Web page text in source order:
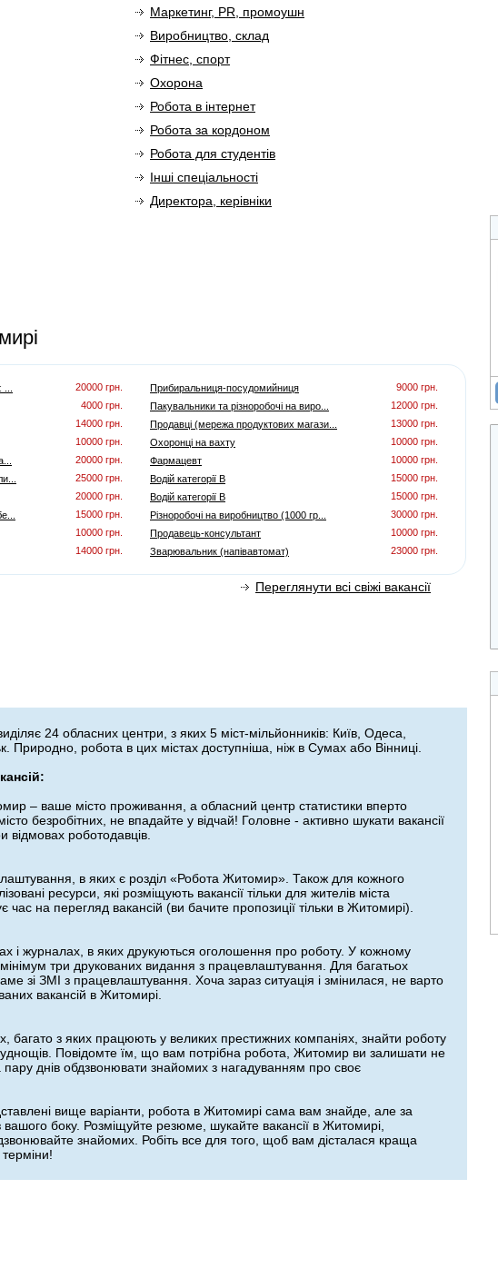
Маркетинг, PR, промоушн
Виробництво, склад
Фітнес, спорт
Охорона
Робота в інтернет
Робота за кордоном
Робота для студентів
Інші спеціальності
Директора, керівніки
20000 грн.
4000 грн.
14000 грн.
10000 грн.
20000 грн.
25000 грн.
20000 грн.
15000 грн.
10000 грн.
14000 грн.
Прибиральниця-посудомийниця
9000 грн.
Пакувальники та різноробочі на виро...
12000 грн.
Продавці (мережа продуктових магази...
13000 грн.
Охоронці на вахту
10000 грн.
Фармацевт
10000 грн.
Водій категорії В
15000 грн.
Водій категорії В
15000 грн.
Різноробочі на виробництво (1000 гр...
30000 грн.
Продавець-консультант
10000 грн.
Зварювальник (напівавтомат)
23000 грн.
Переглянути всі свіжі вакансії
24 обласних центри, з яких 5 міст-мільйонників: Київ, Одеса,
Природно, робота в цих містах доступніша, ніж в Сумах або Вінниці.
– ваше місто проживання, а обласний центр статистики вперто
безробітних, не впадайте у відчай! Головне - активно шукати вакансії
відмовах роботодавців.
в яких є розділ «Робота Житомир». Також для кожного
ресурси, які розміщують вакансії тільки для жителів міста
на перегляд вакансій (ви бачите пропозиції тільки в Житомирі).
і журналах, в яких друкуються оголошення про роботу. У кожному
мінімум три друкованих видання з працевлаштування. Для багатьох
зі ЗМІ з працевлаштування. Хоча зараз ситуація і змінилася, не варто
вакансій в Житомирі.
багато з яких працюють у великих престижних компаніях, знайти роботу
Повідомте їм, що вам потрібна робота, Житомир ви залишати не
пару днів обдзвонювати знайомих з нагадуванням про своє
вище варіанти, робота в Житомирі сама вам знайде, але за
вашого боку. Розміщуйте резюме, шукайте вакансії в Житомирі,
знайомих. Робіть все для того, щоб вам дісталася краща